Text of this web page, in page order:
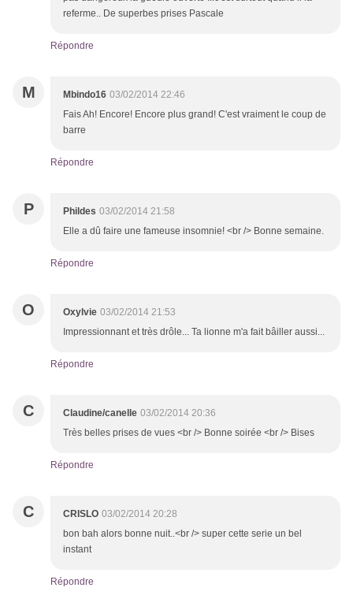
referme.. De superbes prises Pascale
Répondre
M Mbindo16 03/02/2014 22:46
Fais Ah! Encore! Encore plus grand! C'est vraiment le coup de
barre
Répondre
P Phildes 03/02/2014 21:58
Elle a dû faire une fameuse insomnie! <br /> Bonne semaine.
Répondre
O Oxylvie 03/02/2014 21:53
Impressionnant et très drôle... Ta lionne m'a fait bâiller aussi...
Répondre
C Claudine/canelle 03/02/2014 20:36
Très belles prises de vues <br /> Bonne soirée <br /> Bises
Répondre
C CRISLO 03/02/2014 20:28
bon bah alors bonne nuit..<br /> super cette serie un bel
instant
Répondre